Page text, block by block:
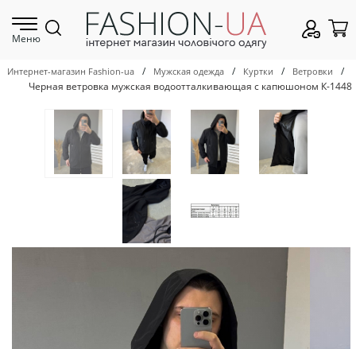
Меню
Интернет-магазин Fashion-ua / Мужская одежда / Куртки / Ветровки
/
Черная ветровка мужская водоотталкивающая с капюшоном К-1448